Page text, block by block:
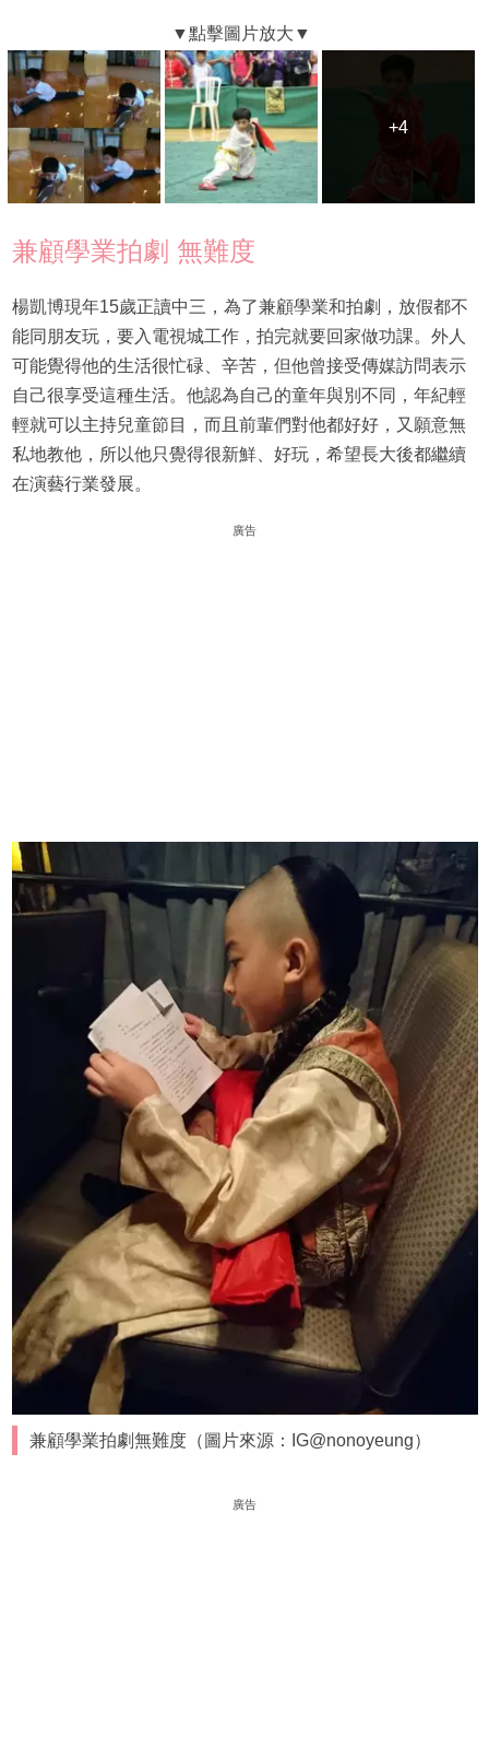
+4
+4
兼顧學業拍劇 無難度
楊凱博現年15歲正讀中三，為了兼顧學業和拍劇，放假都不
能同朋友玩，要入電視城工作，拍完就要回家做功課。外人
可能覺得他的生活很忙碌、辛苦，但他曾接受傳媒訪問表示
自己很享受這種生活。他認為自己的童年與別不同，年紀輕
輕就可以主持兒童節目，而且前輩們對他都好好，又願意無
私地教他，所以他只覺得很新鮮、好玩，希望長大後都繼續
在演藝行業發展。
廣告
兼顧學業拍劇無難度（圖片來源：IG@nonoyeung）
廣告